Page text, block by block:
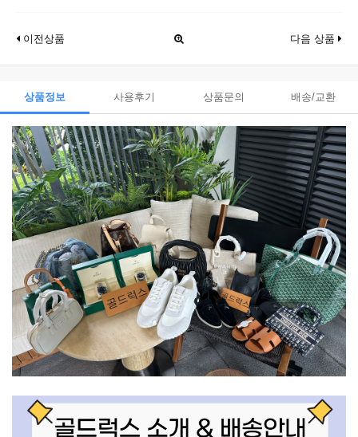
이전상품 다음 상품
상품정보 사용후기 상품문의 배송/교환